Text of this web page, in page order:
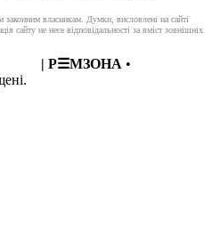
законним власникам. Думки, висловлені на сайті
сайту не несе відповідальності за вміст зовнішніх
| Р☰МЗОНА •